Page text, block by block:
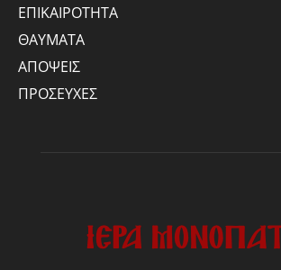
ΕΠΙΚΑΙΡΟΤΗΤΑ
ΘΑΥΜΑΤΑ
ΑΠΟΨΕΙΣ
ΠΡΟΣΕΥΧΕΣ